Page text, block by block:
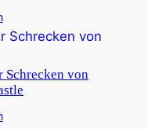
Schrecken von